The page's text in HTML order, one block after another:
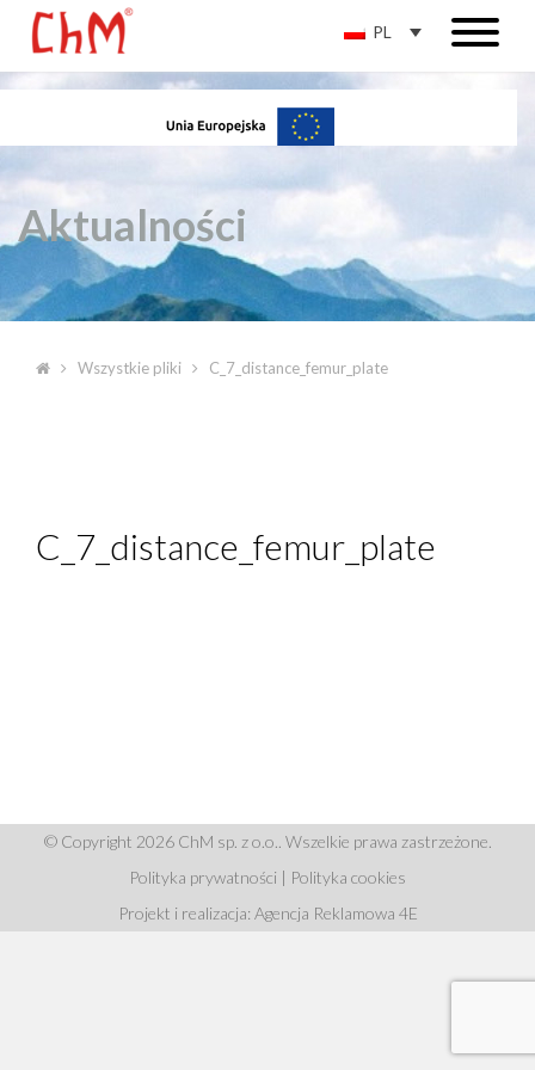
PL
Aktualności
Wszystkie pliki C_7_distance_femur_plate
C_7_distance_femur_plate
© Copyright 2026 ChM sp. z o.o.. Wszelkie prawa zastrzeżone.
Polityka prywatności | Polityka cookies
Projekt i realizacja: Agencja Reklamowa 4E